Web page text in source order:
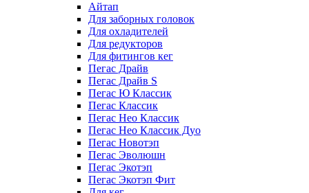
Айтап
Для заборных головок
Для охладителей
Для редукторов
Для фитингов кег
Пегас Драйв
Пегас Драйв S
Пегас Ю Классик
Пегас Классик
Пегас Нео Классик
Пегас Нео Классик Дуо
Пегас Новотэп
Пегас Эволюшн
Пегас Экотэп
Пегас Экотэп Фит